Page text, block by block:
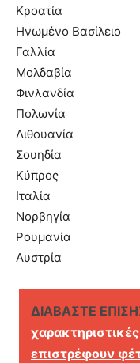
Κροατία
Ηνωμένο Βασίλειο
Γαλλία
Μολδαβία
Φινλανδία
Πολωνία
Λιθουανία
Σουηδία
Κύπρος
Ιταλία
Νορβηγία
Ρουμανία
Αυστρία
ΔΙΑΒΑΣΤΕ
επιστρέφουν